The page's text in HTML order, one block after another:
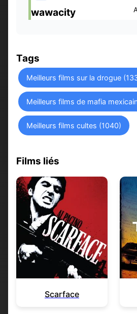
wawacity
Tags
Meilleurs films sur la drogue
Meilleurs films de mafia
Meilleurs films cultes (1040)
Films liés
Scarface